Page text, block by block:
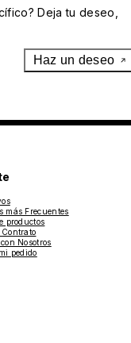
Deja tu deseo,
Haz un deseo
más Frecuentes
productos
Nosotros
pedido